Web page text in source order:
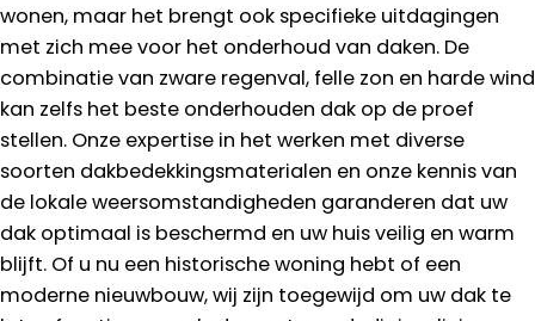
wonen, maar het brengt ook specifieke uitdagingen
met zich mee voor het onderhoud van daken. De
combinatie van zware regenval, felle zon en harde wind
kan zelfs het beste onderhouden dak op de proef
stellen. Onze expertise in het werken met diverse
soorten dakbedekkingsmaterialen en onze kennis van
de lokale weersomstandigheden garanderen dat uw
dak optimaal is beschermd en uw huis veilig en warm
blijft. Of u nu een historische woning hebt of een
moderne nieuwbouw, wij zijn toegewijd om uw dak te